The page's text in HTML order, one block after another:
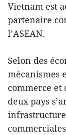
Vietnam est
partenaire
l’ASEAN.
Selon des
mécanismes
commerce
deux pays